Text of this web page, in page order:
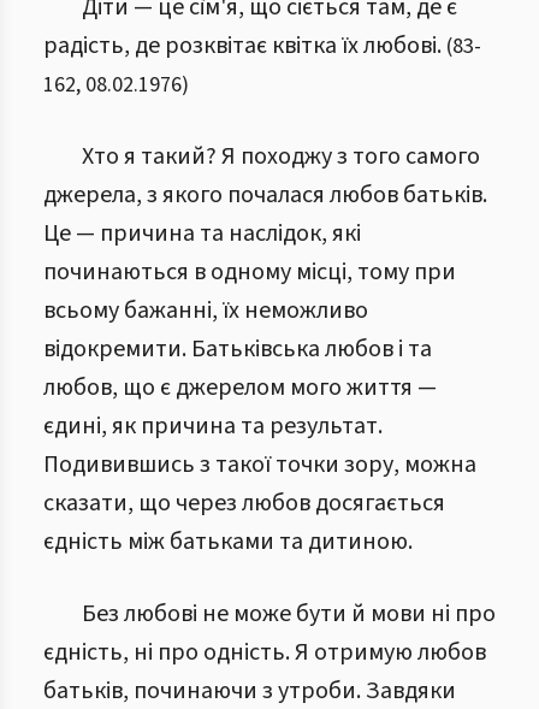
Діти — це сі́м'я, що сіється там, де є
радість, де розквітає квітка їх любові. (83-
162, 08.02.1976)
Хто я такий? Я походжу з того самого
джерела, з якого почалася любов батьків.
Це — причина та наслідок, які
починаються в одному місці, тому при
всьому бажанні, їх неможливо
відокремити. Батьківська любов і та
любов, що є джерелом мого життя —
єдині, як причина та результат.
Подивившись з такої точки зору, можна
сказати, що через любов досягається
єдність між батьками та дитиною.
Без любові не може бути й мови ні про
єдність, ні про одність. Я отримую любов
батьків, починаючи з утроби. Завдяки